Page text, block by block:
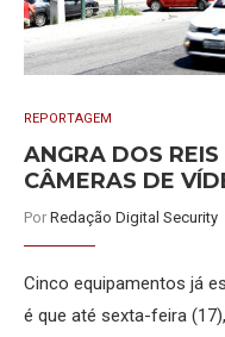
REPORTAGEM
ANGRA DOS
CÂMERAS DE
Por Redação Digital Security
Cinco equipamentos já
é que até sexta-feira